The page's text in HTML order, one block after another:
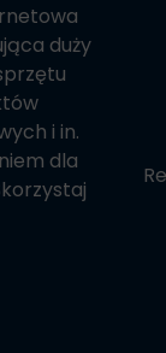
duży
i in.
dla